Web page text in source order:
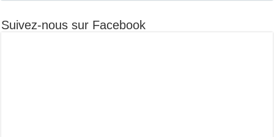
Suivez-nous sur Facebook